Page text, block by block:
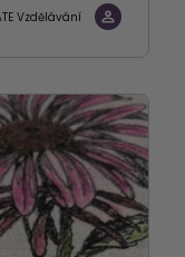
Vzdělávání